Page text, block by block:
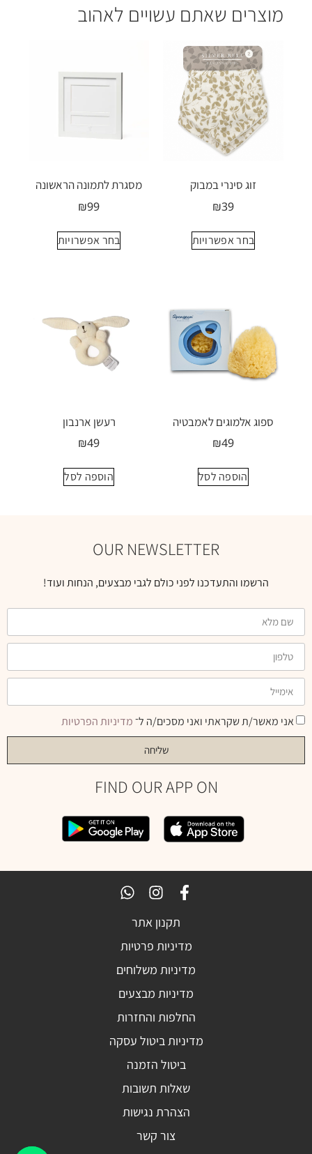
מוצרים שאתם עשויים לאהוב
זוג סינרי במבוק
₪39
בחר אפשרויות
מסגרת לתמונה הראשונה
₪99
בחר אפשרויות
ספוג אלמוגים לאמבטיה
₪49
הוספה לסל
רעשן ארנבון
₪49
הוספה לסל
OUR NEWSLETTER
הרשמו והתעדכנו לפני כולם לגבי מבצעים, הנחות ועוד!
אני מאשר/ת שקראתי ואני מסכים/ה ל־מדיניות הפרטיות
שליחה
FIND OUR APP ON
תקנון אתר
מדיניות פרטיות
מדיניות משלוחים
מדיניות מבצעים
החלפות והחזרות
מדיניות ביטול עסקה
ביטול הזמנה
שאלות תשובות
הצהרת נגישות
צור קשר